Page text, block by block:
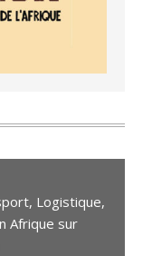
Logistique,
Afrique sur